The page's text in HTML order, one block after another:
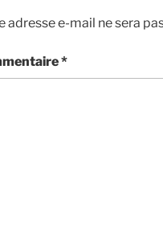
adresse e-mail ne sera
*